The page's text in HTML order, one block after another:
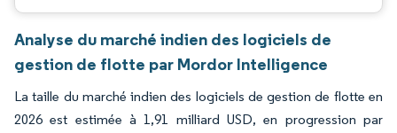
Analyse du marché indien des logiciels de
gestion de flotte par Mordor Intelligence
La taille du marché indien des logiciels de gestion de flotte en
2026 est estimée à 1,91 milliard USD, en progression par